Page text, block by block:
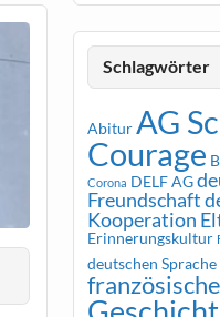
Schlagwörter
AbiturAG
Courage
Corona DELF AG
Freundschaft
Kooperation
Erinnerungskultur
deutschen Sprache